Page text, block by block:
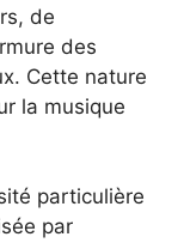
de
des
Cette nature
la musique
particulière
par